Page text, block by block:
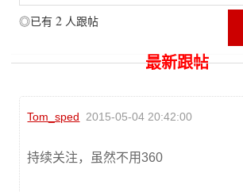
◎已有 2 人跟帖
最新跟帖
Tom_sped 2015-05-04 20:42:00
持续关注，虽然不用360